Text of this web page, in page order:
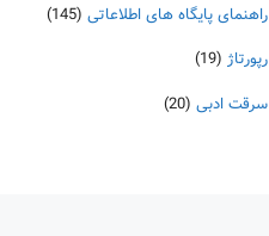
راهنمای پایگاه های اطلاعاتی (145)
رپورتاژ (19)
سرقت ادبی (20)